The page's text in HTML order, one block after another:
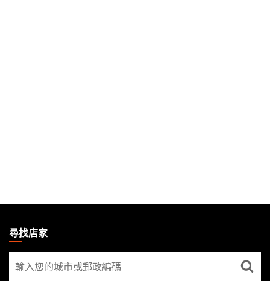
THE
GATHERING
FOOTER
尋找店家
尋
找